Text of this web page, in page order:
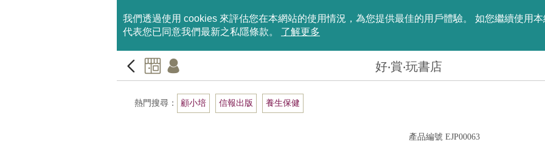
我們透過使用 cookies 來評估您在本網站的使用情況，為您提供最佳的用戶體驗。 如您繼續使用
代表您已同意我們最新之私隱條款。 了解更多
好‧賞‧玩書店
熱門搜尋： 顧小培 信報出版 養生保健
產品編號 EJP00063